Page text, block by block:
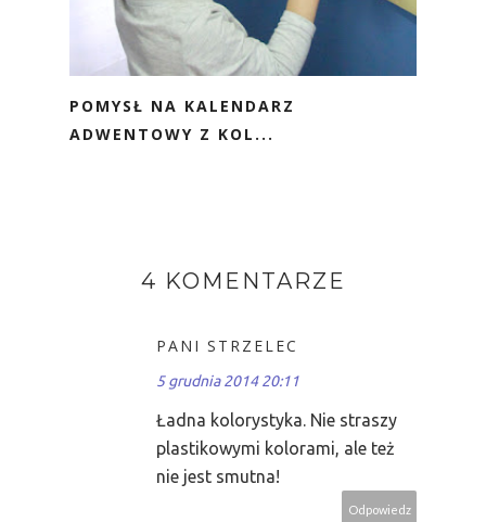
POMYSŁ NA KALENDARZ
ADWENTOWY Z KOL...
4 KOMENTARZE
PANI STRZELEC
5 grudnia 2014 20:11
Ładna kolorystyka. Nie straszy
plastikowymi kolorami, ale też
nie jest smutna!
Odpowiedz